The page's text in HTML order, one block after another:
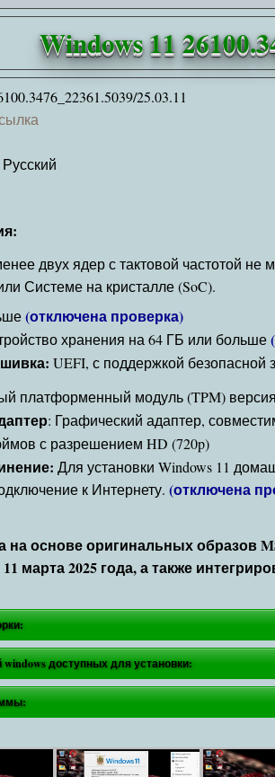
Windows 11
25.03.11
Русский
двух ядер с тактовой частотой не
Системе на кристалле (SoC).
(отключена проверка)
хранения на 64 ГБ или больше
UEFI, с поддержкой безопасной
платформенный модуль (TPM)
: Графический адаптер,
с разрешением HD (720p)
Для установки Windows 11
к Интернету. (отключена
на основе оригинальных образов
марта 2025 года, а также
доступных для установки: